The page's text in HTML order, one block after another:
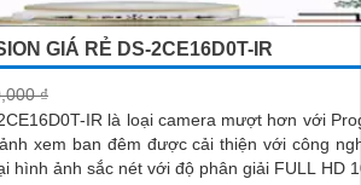
GIÁ RẺ DS-2CE16D0T-IR
₫
IR là loại camera mượt hơn với
hình ảnh sắc nét với độ phân giải FULL HD